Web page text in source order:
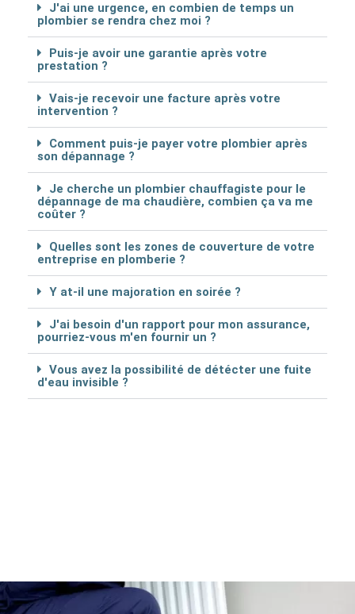
J'ai une urgence, en combien de temps un
plombier se rendra chez moi ?
Puis-je avoir une garantie après votre
prestation ?
Vais-je recevoir une facture après votre
intervention ?
Comment puis-je payer votre plombier après
son dépannage ?
Je cherche un plombier chauffagiste pour le
dépannage de ma chaudière, combien ça va me
coûter ?
Quelles sont les zones de couverture de votre
entreprise en plomberie ?
Y at-il une majoration en soirée ?
J'ai besoin d'un rapport pour mon assurance,
pourriez-vous m'en fournir un ?
Vous avez la possibilité de détécter une fuite
d'eau invisible ?